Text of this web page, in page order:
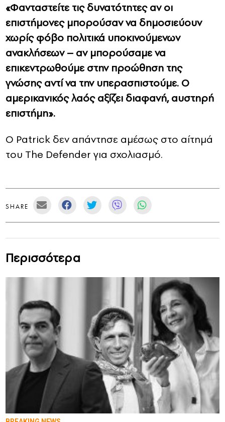
«Φανταστείτε τις δυνατότητες αν οι
επιστήμονες μπορούσαν να δημοσιεύουν
χωρίς φόβο πολιτικά υποκινούμενων
ανακλήσεων – αν μπορούσαμε να
επικεντρωθούμε στην προώθηση της
γνώσης αντί να την υπερασπιστούμε. Ο
αμερικανικός λαός αξίζει διαφανή, αυστηρή
επιστήμη».
Ο Patrick δεν απάντησε αμέσως στο αίτημά
του The Defender για σχολιασμό.
SHARE
Περισσότερα